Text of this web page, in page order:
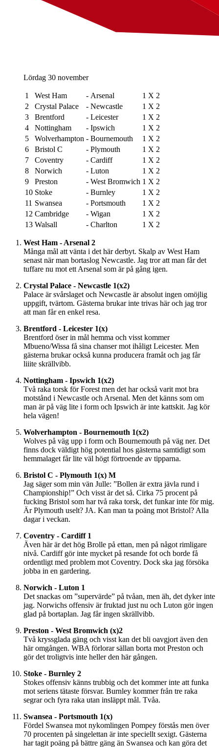
Lördag 30 november
1 West Ham - Arsenal 1 X 2
2
Crystal Palace - Newcastle 1 X 2
3
Brentford - Leicester 1 X 2
4
Nottingham - Ipswich 1 X 2
5
Wolverhampton - Bournemouth 1 X 2
6
Bristol C - Plymouth 1 X 2
7
Coventry - Cardiff 1 X 2
8
Norwich - Luton 1 X 2
9
Preston - West Bromwich 1 X 2
10 Stoke - Burnley 1 X 2
11 Swansea - Portsmouth 1 X 2
12 Cambridge - Wigan 1 X 2
13 Walsall - Charlton 1 X 2
West Ham - Arsenal 2
Många mål att vänta i det här derbyt. Skalp av West Ham
senast när man bortaslog Newcastle. Jag tror att man får det
tuffare nu mot ett Arsenal som är på gång igen.
Crystal Palace - Newcastle 1(x2)
Palace är svårslaget och Newcastle är absolut ingen omöjlig
uppgift, tvärtom. Gästerna brukar inte trivas här och jag tror
att man får en enkel resa.
Brentford - Leicester 1(x)
Brentford öser in mål hemma och visst kommer
Mbueno/Wissa få sina chanser mot ihåligt Leicester. Men
gästerna brukar också kunna producera framåt och jag får
liiite skrällvibb.
Nottingham - Ipswich 1(x2)
Två raka torsk för Forest men det har också varit mot bra
motstånd i Newcastle och Arsenal. Men det känns som om
man är på väg lite i form och Ipswich är inte kattskit. Jag kör
hela vägen!
Wolverhampton - Bournemouth 1(x2)
Wolves på väg upp i form och Bournemouth på väg ner. Det
finns dock väldigt hög potential hos gästerna samtidigt som
hemmalaget får lite väl högt förtroende av tipparna.
Bristol C - Plymouth 1(x) M
Jag säger som min vän Julle: ”Bollen är extra jävla rund i
Championship!” Och visst är det så. Cirka 75 procent på
fucking Bristol som har två raka torsk, det funkar inte för mig.
Är Plymouth uselt? JA. Kan man ta poäng mot Bristol? Alla
dagar i veckan.
Coventry - Cardiff 1
Även här är det hög Brolle på ettan, men på något rimligare
nivå. Cardiff gör inte mycket på resande fot och borde få
ordentligt med problem mot Coventry. Dock ska jag försöka
jobba in en gardering.
Norwich - Luton 1
Det snackas om ”supervärde” på tvåan, men äh, det dyker inte
jag. Norwichs offensiv är fruktad just nu och Luton gör ingen
glad på bortaplan. Jag får ingen skrällvibb.
Preston - West Bromwich (x)2
Två kryssglada gäng och visst kan det bli oavgjort även den
här omgången. WBA förlorar sällan borta mot Preston och
gör det troligtvis inte heller den här gången.
Stoke - Burnley 2
Stokes offensiv känns trubbig och det kommer inte att funka
mot seriens tätaste försvar. Burnley kommer från tre raka
segrar och fyra raka utan insläppt mål. Tvåa.
Swansea - Portsmouth 1(x)
Fördel Swansea mot nykomlingen Pompey förstås men över
70 procenten på singelettan är inte speciellt sexigt. Gästerna
har tagit poäng på bättre gäng än Swansea och kan göra det